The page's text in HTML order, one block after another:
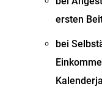
ersten
bei